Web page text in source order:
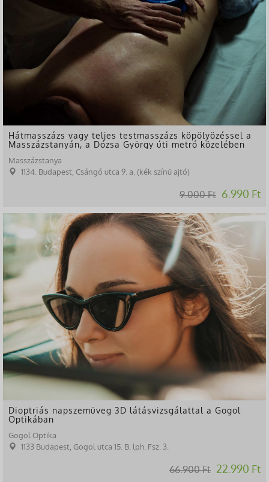
Hátmasszázs vagy teljes testmasszázs köpölyözéssel a
Masszázstanyán, a Dózsa György úti metró közelében
Masszázstanya
1134. Budapest, Csángó utca 9. a. (kék színű ajtó)
9.000 Ft 6.990 Ft
-66%
Dioptriás napszemüveg 3D látásvizsgálattal a Gogol
Optikában
Gogol Optika
1133 Budapest, Gogol utca 15. B. lph. Fsz. 3.
66.900 Ft 22.990 Ft